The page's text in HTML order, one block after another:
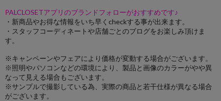
PALCLOSETアプリのブランドフォローがおすすめです♪
・新商品やお得な情報をいち早くcheckする事が出来ます。
・スタッフコーディネートや店舗ごとのブログをお楽しみ頂けま
す。
※キャンペーンやフェアにより価格が変動する場合がございます。
※照明やパソコンなどの環境により、製品と画像のカラーがやや異
なって見える場合もございます。
※サンプルで撮影している為、実際の商品と若干仕様が異なる場合
がございます。